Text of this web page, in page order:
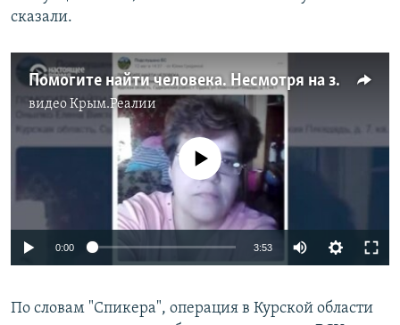
сказали.
Помогите найти человека. Несмотря на запреты властей, россияне продолжают искать в соцсетях родственников, пропавших в Курской области
видеоКрым.Реалии
No media source currently available
0:00 3:53
360p
По словам "Спикера", операция в Курской области